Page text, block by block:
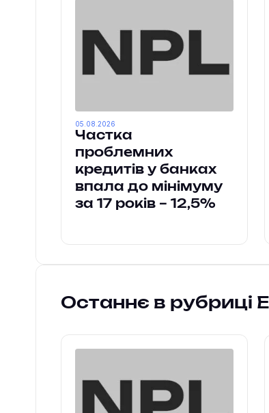
Частка
проблемних
кредитів у банках
впала до мінімуму
за 17 років – 12,5%
05.08.2026
Останнє в рубриці